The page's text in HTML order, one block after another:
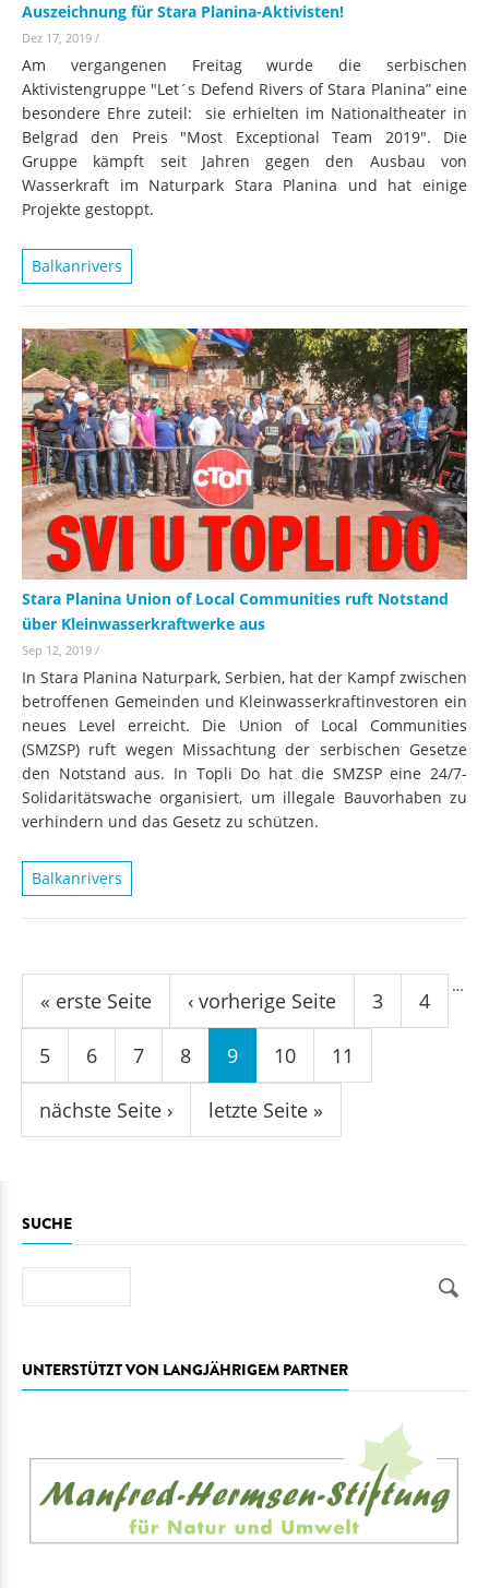
Auszeichnung für Stara Planina-Aktivisten!
Dez 17, 2019 /
Am vergangenen Freitag wurde die serbischen
Aktivistengruppe "Let´s Defend Rivers of Stara Planina” eine
besondere Ehre zuteil: sie erhielten im Nationaltheater in
Belgrad den Preis "Most Exceptional Team 2019". Die
Gruppe kämpft seit Jahren gegen den Ausbau von
Wasserkraft im Naturpark Stara Planina und hat einige
Projekte gestoppt.
Balkanrivers
Stara Planina Union of Local Communities ruft Notstand
über Kleinwasserkraftwerke aus
Sep 12, 2019 /
In Stara Planina Naturpark, Serbien, hat der Kampf zwischen
betroffenen Gemeinden und Kleinwasserkraftinvestoren ein
neues Level erreicht. Die Union of Local Communities
(SMZSP) ruft wegen Missachtung der serbischen Gesetze
den Notstand aus. In Topli Do hat die SMZSP eine 24/7-
Solidaritätswache organisiert, um illegale Bauvorhaben zu
verhindern und das Gesetz zu schützen.
Balkanrivers
Seiten
« erste Seite ‹ vorherige Seite
…
3 4
5 6 7 8 9 10 11
nächste Seite › letzte Seite »
SUCHE
UNTERSTÜTZT VON LANGJÄHRIGEM PARTNER